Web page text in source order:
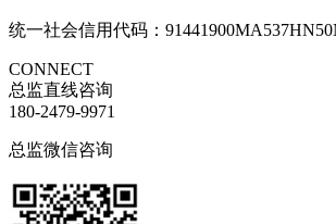
统一社会信用代码：
CONNECT
总监直线咨询
180-2479-9971
总监微信咨询